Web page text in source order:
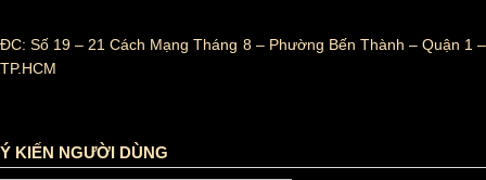
ĐC: Số 19 – 21 Cách Mạng Tháng 8 – Phường Bến Thành – Quận 1 –
TP.HCM
Ý KIẾN NGƯỜI DÙNG